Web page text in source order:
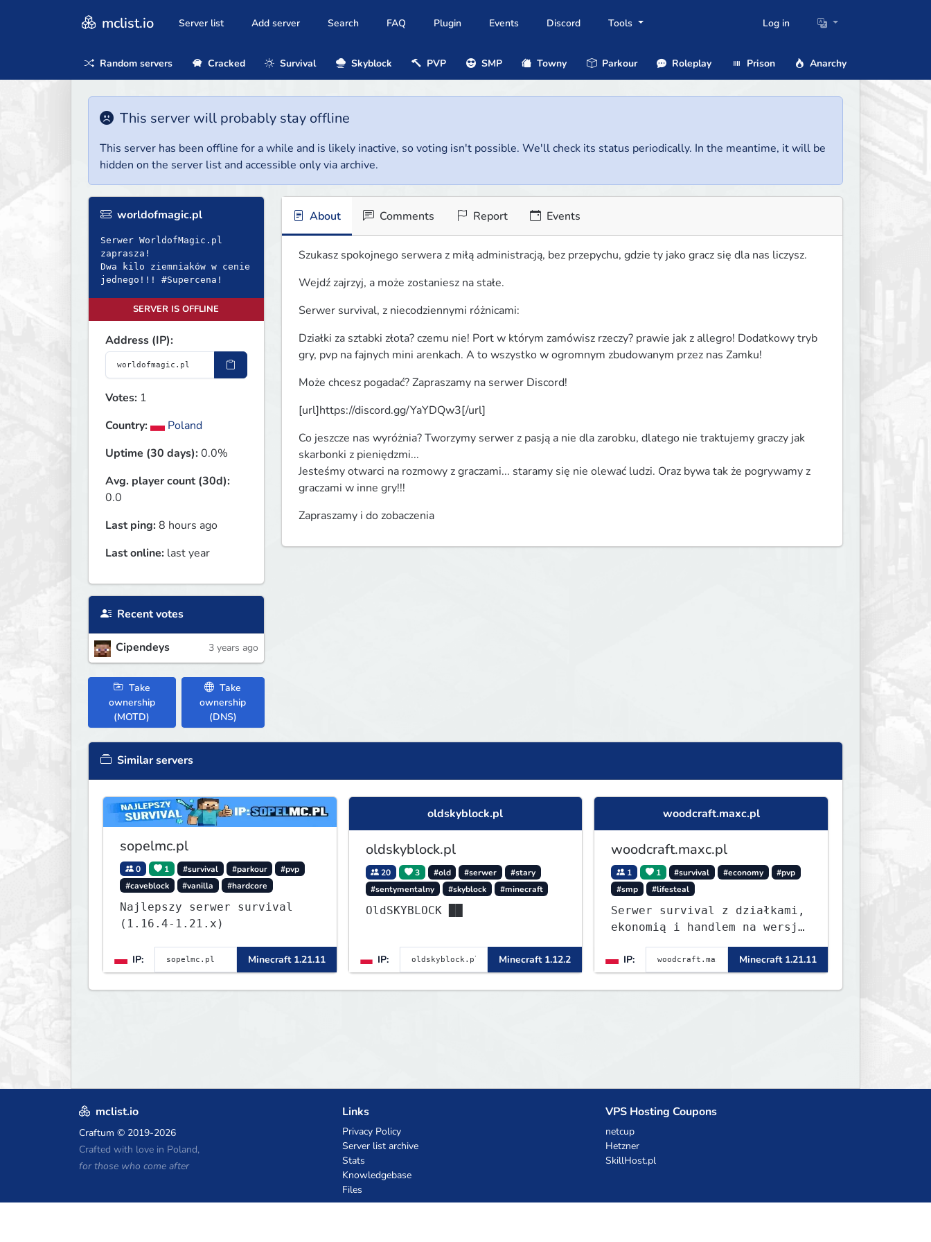
mclist.io Server list Add server Search FAQ Plugin Events Discord Tools Log in
Random servers Cracked Survival Skyblock PVP SMP Towny Parkour Roleplay Prison Anarchy
This server will probably stay offline
This server has been offline for a while and is likely inactive, so voting isn't possible. We'll check its status periodically. In the meantime, it will be
hidden on the server list and accessible only via archive.
worldofmagic.pl
Serwer WorldofMagic.pl
zaprasza!
Dwa kilo ziemniaków w cenie
jednego!!! #Supercena!
SERVER IS OFFLINE
Address (IP):
Votes: 1
Country:
Poland
Uptime (30 days):0.0%
Avg. player count (30d):
0.0
Last ping:8 hours ago
Last online: last year
Recent votes
Cipendeys 3 years ago
Take
ownership
(MOTD)
Take
ownership
(DNS)
About Comments Report Events
Szukasz spokojnego serwera z miłą administracją, bez przepychu, gdzie ty jako gracz się dla nas liczysz.
Wejdź zajrzyj, a może zostaniesz na stałe.
Serwer survival, z niecodziennymi różnicami:
Działki za sztabki złota? czemu nie! Port w którym zamówisz rzeczy? prawie jak z allegro! Dodatkowy tryb
gry, pvp na fajnych mini arenkach. A to wszystko w ogromnym zbudowanym przez nas Zamku!
Może chcesz pogadać? Zapraszamy na serwer Discord!
[url]https://discord.gg/YaYDQw3[/url]
Co jeszcze nas wyróżnia? Tworzymy serwer z pasją a nie dla zarobku, dlatego nie traktujemy graczy jak
skarbonki z pieniędzmi...
Jesteśmy otwarci na rozmowy z graczami... staramy się nie olewać ludzi. Oraz bywa tak że pogrywamy z
graczami w inne gry!!!
Zapraszamy i do zobaczenia
Similar servers
sopelmc.pl
0 1 #survival #parkour
#pvp
#caveblock
#vanilla #hardcore
Najlepszy serwer survival
(1.16.4-1.21.x)
IP: Minecraft 1.21.11
oldskyblock.pl
oldskyblock.pl
20 3 #old #serwer
#stary
#sentymentalny
#skyblock #minecraft
OldSKYBLOCK ██
IP: Minecraft 1.12.2
woodcraft.maxc.pl
woodcraft.maxc.pl
1 1 #survival #economy
#pvp
#smp
#lifesteal
Serwer survival z działkami,
ekonomią i handlem na wersję
IP:
Minecraft 1.21.11
mclist.io
Craftum © 2019-2026
Crafted with love in Poland,
for those who come after
Links
Privacy Policy
Server list archive
Stats
Knowledgebase
Files
VPS Hosting Coupons
netcup
Hetzner
SkillHost.pl